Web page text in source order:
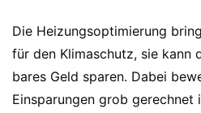
Die Heizungsoptimierung
für den Klimaschutz, sie kann
bares Geld sparen. Dabei
Einsparungen grob gerechnet